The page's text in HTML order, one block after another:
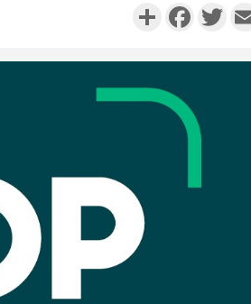
Partager
Côte